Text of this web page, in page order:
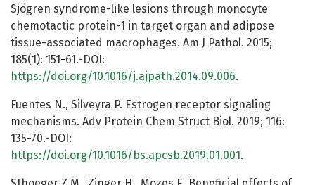
Sjögren syndrome-like lesions through monocyte
chemotactic protein-1 in target organ and adipose
tissue-associated macrophages. Am J Pathol. 2015;
185(1): 151-61.-DOI:
https://doi.org/10.1016/j.ajpath.2014.09.006.
Fuentes N., Silveyra P. Estrogen receptor signaling
mechanisms. Adv Protein Chem Struct Biol. 2019; 116:
135-70.-DOI:
https://doi.org/10.1016/bs.apcsb.2019.01.001 .